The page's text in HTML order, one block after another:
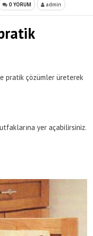
0 YORUM admin
pratik çözümler üreterek
yer açabilirsiniz.